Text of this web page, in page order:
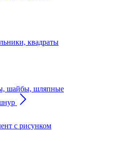
квадраты
шайбы, шляпные
с рисунком